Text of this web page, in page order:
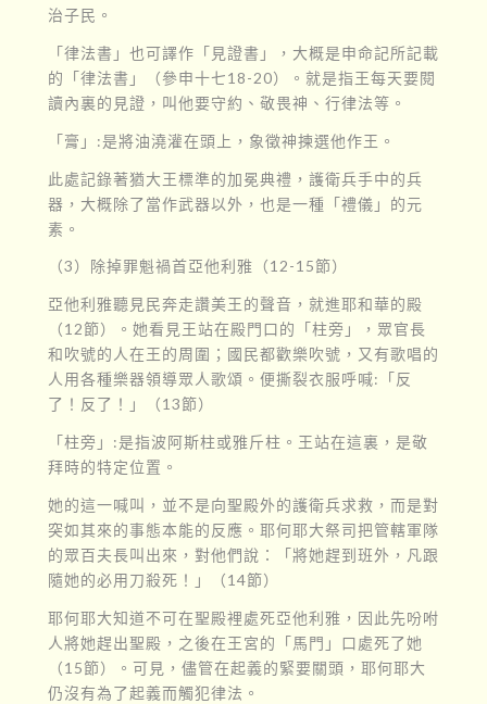
治子民。
「律法書」也可譯作「見證書」，大概是申命記所記載
的「律法書」（參申十七18-20）。就是指王每天要閱
讀內裏的見證，叫他要守約、敬畏神、行律法等。
「膏」:是將油澆灌在頭上，象徵神揀選他作王。
此處記錄著猶大王標準的加冕典禮，護衛兵手中的兵
器，大概除了當作武器以外，也是一種「禮儀」的元
素。
（3）除掉罪魁禍首亞他利雅（12-15節）
亞他利雅聽見民奔走讚美王的聲音，就進耶和華的殿
（12節）。她看見王站在殿門口的「柱旁」，眾官長
和吹號的人在王的周圍；國民都歡樂吹號，又有歌唱的
人用各種樂器領導眾人歌頌。便撕裂衣服呼喊:「反
了！反了！」（13節）
「柱旁」:是指波阿斯柱或雅斤柱。王站在這裏，是敬
拜時的特定位置。
她的這一喊叫，並不是向聖殿外的護衛兵求救，而是對
突如其來的事態本能的反應。耶何耶大祭司把管轄軍隊
的眾百夫長叫出來，對他們說：「將她趕到班外，凡跟
隨她的必用刀殺死！」（14節）
耶何耶大知道不可在聖殿裡處死亞他利雅，因此先吩咐
人將她趕出聖殿，之後在王宮的「馬門」口處死了她
（15節）。可見，儘管在起義的緊要關頭，耶何耶大
仍沒有為了起義而觸犯律法。